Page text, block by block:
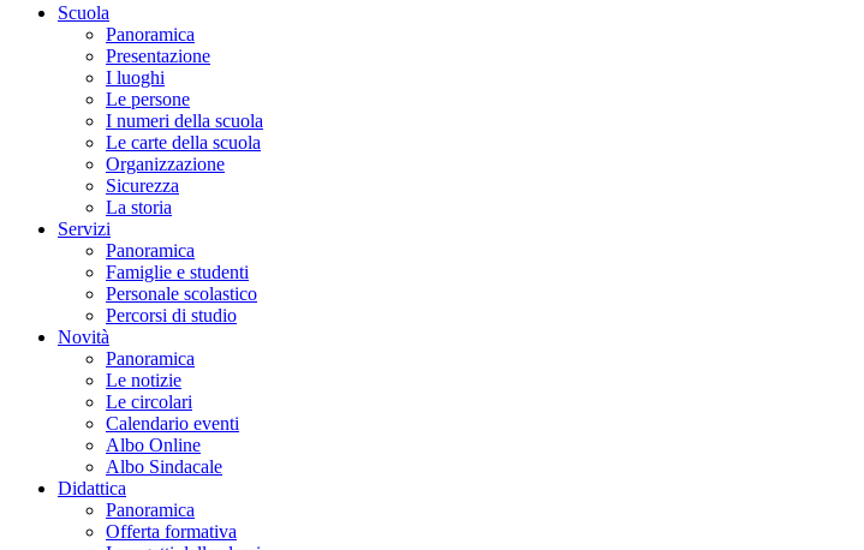
Scuola
Panoramica
Presentazione
I luoghi
Le persone
I numeri della scuola
Le carte della scuola
Organizzazione
Sicurezza
La storia
Servizi
Panoramica
Famiglie e studenti
Personale scolastico
Percorsi di studio
Novità
Panoramica
Le notizie
Le circolari
Calendario eventi
Albo Online
Albo Sindacale
Didattica
Panoramica
Offerta formativa